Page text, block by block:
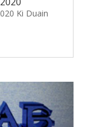
Ki Duain